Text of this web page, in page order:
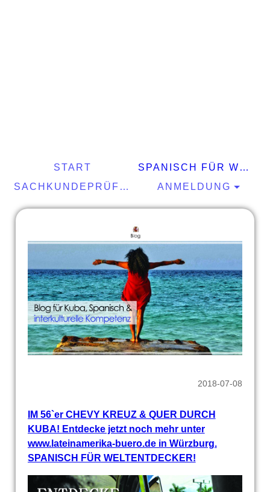
START
SPANISCH FÜR WELTENTDECKER
SACHKUNDEPRÜFUNG §34A GEWO
ANMELDUNG
2018-07-08
IM 56`er CHEVY KREUZ & QUER DURCH
KUBA! Entdecke jetzt noch mehr unter
www.lateinamerika-buero.de in Würzburg.
SPANISCH FÜR WELTENTDECKER!